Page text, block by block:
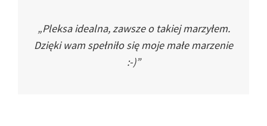
„Pleksa idealna, zawsze o takiej marzyłem.
Dzięki wam spełniło się moje małe marzenie
:-)”